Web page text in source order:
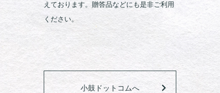
えております。贈答品などにも是非ご利用
ください。
小鼓ドットコムへ